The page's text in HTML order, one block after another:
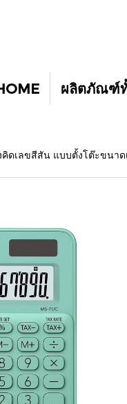
ผลิตภัณฑ์
คิดเลขสีสัน แบบตั้งโต๊ะขนาด